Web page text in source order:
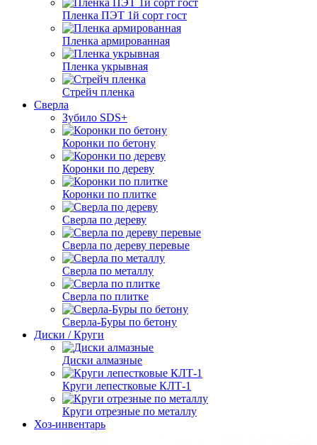
Пленка ПЭТ 1й сорт гост
Пленка армированная
Пленка укрывная
Стрейч пленка
Сверла
Зубило SDS+
Коронки по бетону
Коронки по дереву
Коронки по плитке
Сверла по дереву
Сверла по дереву перевые
Сверла по металлу
Сверла по плитке
Сверла-Буры по бетону
Диски / Круги
Диски алмазные
Круги лепестковые КЛТ-1
Круги отрезные по металлу
Хоз-инвентарь